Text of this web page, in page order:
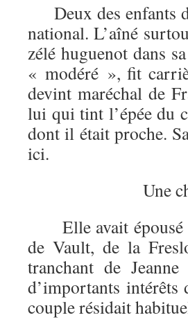
Deux des enfants
national. L’aîné
zélé huguenot dans
« modéré », fit
devint maréchal de
lui qui tint l’épée du
dont il était proche.
ici.
Une
Elle avait épousé
de Vault, de la
tranchant de
d’importants
couple résidait